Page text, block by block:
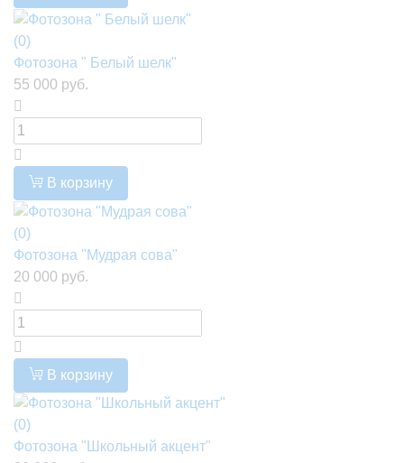
(0)
Фотозона " Белый шелк"
55 000 руб.
В корзину
(0)
Фотозона "Мудрая сова"
20 000 руб.
В корзину
(0)
Фотозона "Школьный акцент"